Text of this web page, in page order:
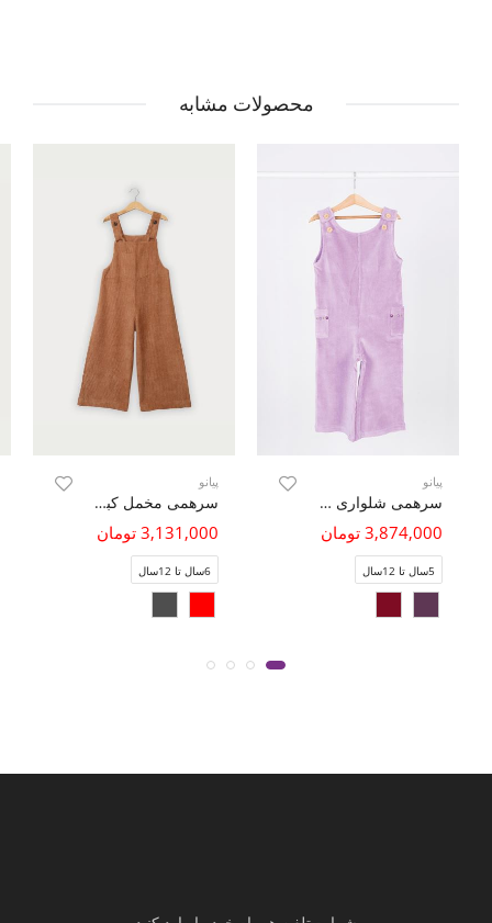
محصولات مشابه
پیانو
سرهمی شلواری مخمل کبریتی
3,874,000 تومان
5سال تا 12سال
پیانو
سرهمی مخمل کبریتی تاری پودی
3,131,000 تومان
6سال تا 12سال